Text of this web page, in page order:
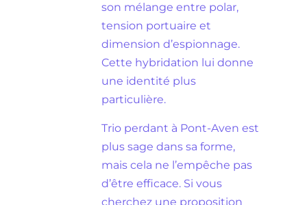
son mélange entre polar,
tension portuaire et
dimension d’espionnage.
Cette hybridation lui donne
une identité plus
particulière.
Trio perdant à Pont-Aven est
plus sage dans sa forme,
mais cela ne l’empêche pas
d’être efficace. Si vous
cherchez une proposition